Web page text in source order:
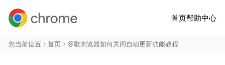
首页帮助中心
您当前位置：首页 > 谷歌浏览器如何关闭自动更新功能教程